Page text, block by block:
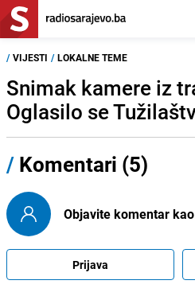
/ VIJESTI / LOKALNE TEME
Snimak kamere iz
Oglasilo se
/ Komentari (5)
Objavite komentar
Prijava